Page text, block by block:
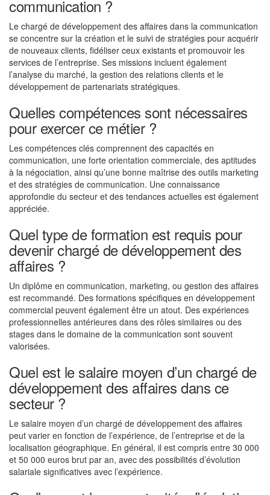
communication ?
Le chargé de développement des affaires dans la communication
se concentre sur la création et le suivi de stratégies pour acquérir
de nouveaux clients, fidéliser ceux existants et promouvoir les
services de l’entreprise. Ses missions incluent également
l’analyse du marché, la gestion des relations clients et le
développement de partenariats stratégiques.
Quelles compétences sont nécessaires
pour exercer ce métier ?
Les compétences clés comprennent des capacités en
communication, une forte orientation commerciale, des aptitudes
à la négociation, ainsi qu’une bonne maîtrise des outils marketing
et des stratégies de communication. Une connaissance
approfondie du secteur et des tendances actuelles est également
appréciée.
Quel type de formation est requis pour
devenir chargé de développement des
affaires ?
Un diplôme en communication, marketing, ou gestion des affaires
est recommandé. Des formations spécifiques en développement
commercial peuvent également être un atout. Des expériences
professionnelles antérieures dans des rôles similaires ou des
stages dans le domaine de la communication sont souvent
valorisées.
Quel est le salaire moyen d’un chargé de
développement des affaires dans ce
secteur ?
Le salaire moyen d’un chargé de développement des affaires
peut varier en fonction de l’expérience, de l’entreprise et de la
localisation géographique. En général, il est compris entre 30 000
et 50 000 euros brut par an, avec des possibilités d’évolution
salariale significatives avec l’expérience.